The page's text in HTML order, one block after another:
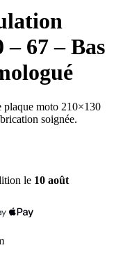
67 – Bas
moto 210×130
soignée.
le 10 août